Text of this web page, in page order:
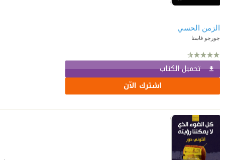
الزمن الحسي
جورجو فاستا
تحميل الكتاب
اشترك الآن